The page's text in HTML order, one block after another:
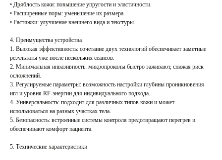
• Дряблость кожи: повышение упругости и эластичности.
• Расширенные поры: уменьшение их размера.
• Растяжки: улучшение внешнего вида и текстуры.
4. Преимущества устройства
1. Высокая эффективность: сочетание двух технологий обеспечивает заметные
результаты уже после нескольких сеансов.
2. Минимальная инвазивность: микропроколы быстро заживают, снижая риск
осложнений.
3. Регулируемые параметры: возможность настройки глубины проникновения
игл и уровня RF-энергии для индивидуального подхода.
4. Универсальность: подходит для различных типов кожи и может
использоваться на разных участках тела.
5. Безопасность: встроенные системы контроля предотвращают перегрев и
обеспечивают комфорт пациента.
5. Технические характеристики